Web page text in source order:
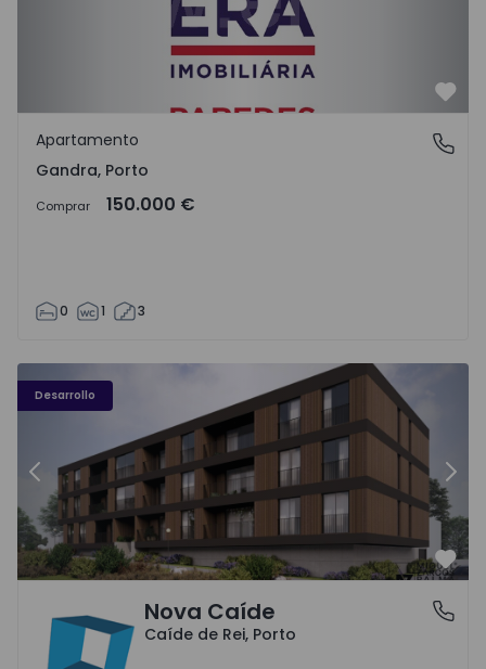
Gandra, Porto
Apartamento
Gandra, Porto
Comprar 150.000 €
0 1 3
Desarrollo
Nova Caíde - 1
Anterior
Caíde de Rei, PortoNova Caíde
Caíde de Rei, Porto